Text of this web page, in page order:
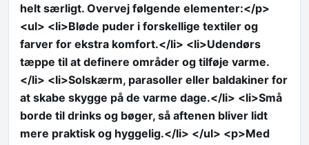
helt særligt. Overvej følgende elementer:</p>
<ul> <li>Bløde puder i forskellige textiler og
farver for ekstra komfort.</li> <li>Udendørs
tæppe til at definere områder og tilføje varme.
</li> <li>Solskærm, parasoller eller baldakiner for
at skabe skygge på de varme dage.</li> <li>Små
borde til drinks og bøger, så aftenen bliver lidt
mere praktisk og hyggelig.</li> </ul> <p>Med